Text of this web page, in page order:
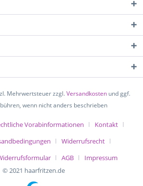
Mehrwertsteuer zzgl.Versandkosten und ggf.
wenn nicht anders beschrieben
Vorabinformationen
Kontakt
Widerrufsrecht
AGB
Impressum
© 2021 haarfritzen.de